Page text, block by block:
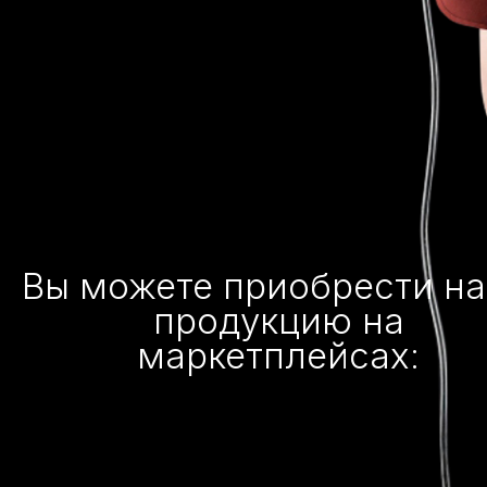
Вы можете приобрести
продукцию на
маркетплейсах: